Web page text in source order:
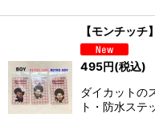
【モンチッ
495円(税込)
ダイカットの
ト・防水ステ